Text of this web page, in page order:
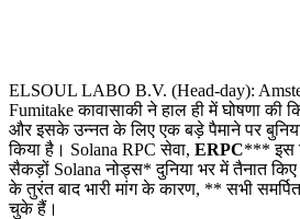
ELSOUL LABO B.V. (Head-day):
Fumitake कावासाकी ने हाल ही में घोषणा की
और इसके उन्नत के लिए एक बड़े पैमाने पर
किया है। Solana RPC सेवा, ERPC*** इस
सैकड़ों Solana नोड्स* दुनिया भर में तैनात किए
के तुरंत बाद भारी मांग के कारण, ** सभी
चुके हैं।